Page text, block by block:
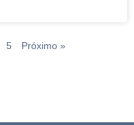
5 Próximo »